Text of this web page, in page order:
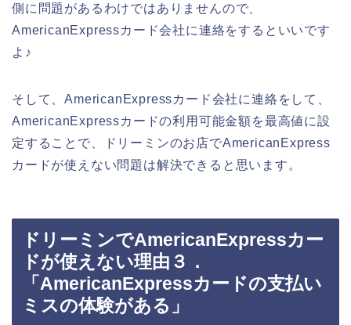
側に問題があるわけではありませんので、
AmericanExpressカード会社に連絡をするといいです
よ♪
そして、AmericanExpressカード会社に連絡をして、
AmericanExpressカードの利用可能金額を最高値に設
定することで、ドリーミンのお店でAmericanExpress
カードが使えない問題は解決できると思います。
ドリーミンでAmericanExpressカー
ドが使えない理由３．
「AmericanExpressカードの支払い
ミスの体験がある」